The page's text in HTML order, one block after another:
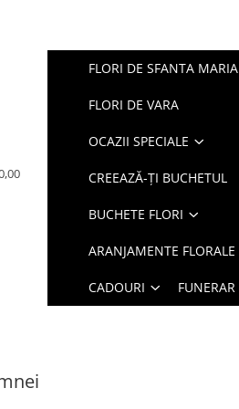
FLORI DE SFANTA MARIA
FLORI DE VARA
OCAZII SPECIALE
CREEAZĂ-ȚI BUCHETUL
BUCHETE FLORI
ARANJAMENTE FLORALE
CADOURI FUNERAR